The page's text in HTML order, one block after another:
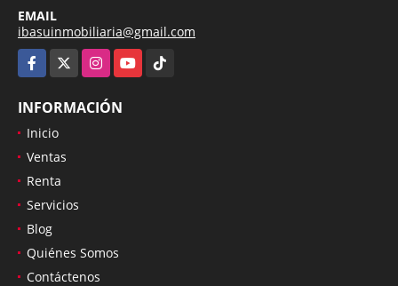
EMAIL
ibasuinmobiliaria@gmail.com
Facebook
InstagramYouTubeTikTok
INFORMACIÓN
Inicio
Ventas
Renta
Servicios
Blog
Quiénes Somos
Contáctenos